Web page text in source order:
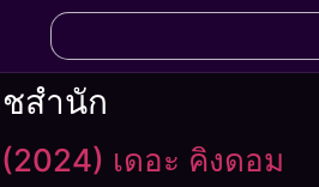
สำนัก
เดอะ คิงดอม